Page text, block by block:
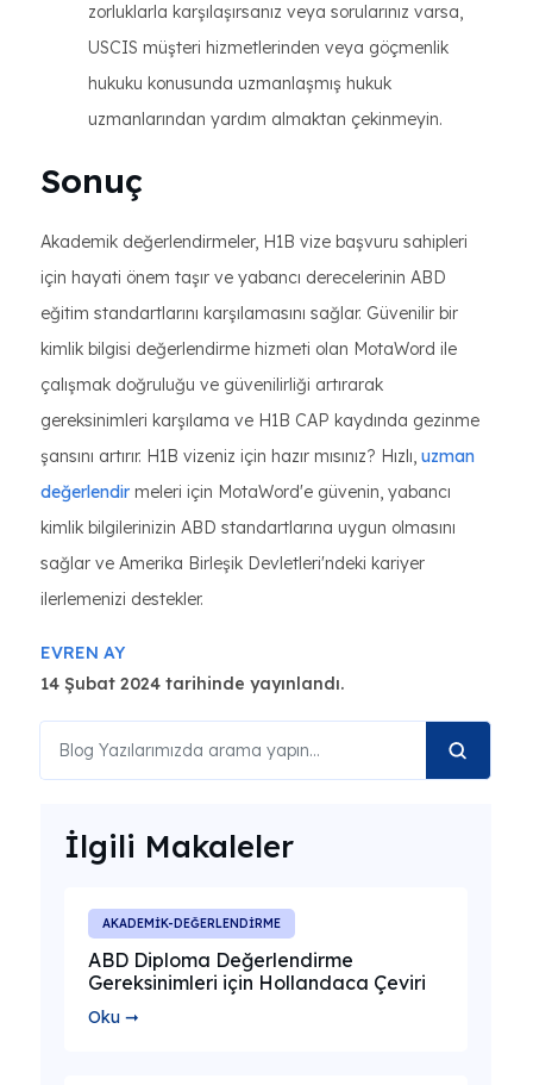
zorluklarla karşılaşırsanız veya sorularınız varsa,
USCIS müşteri hizmetlerinden veya göçmenlik
hukuku konusunda uzmanlaşmış hukuk
uzmanlarından yardım almaktan çekinmeyin.
Sonuç
Akademik değerlendirmeler, H1B vize başvuru sahipleri
için hayati önem taşır ve yabancı derecelerinin ABD
eğitim standartlarını karşılamasını sağlar. Güvenilir bir
kimlik bilgisi değerlendirme hizmeti olan MotaWord ile
çalışmak doğruluğu ve güvenilirliği artırarak
gereksinimleri karşılama ve H1B CAP kaydında gezinme
şansını artırır. H1B vizeniz için hazır mısınız? Hızlı, uzman
değerlendir meleri için MotaWord'e güvenin, yabancı
kimlik bilgilerinizin ABD standartlarına uygun olmasını
sağlar ve Amerika Birleşik Devletleri'ndeki kariyer
ilerlemenizi destekler.
EVREN AY
14 Şubat 2024 tarihinde yayınlandı.
İlgili Makaleler
AKADEMİK-DEĞERLENDİRME
ABD Diploma Değerlendirme
Gereksinimleri için Hollandaca Çeviri
Oku ➞